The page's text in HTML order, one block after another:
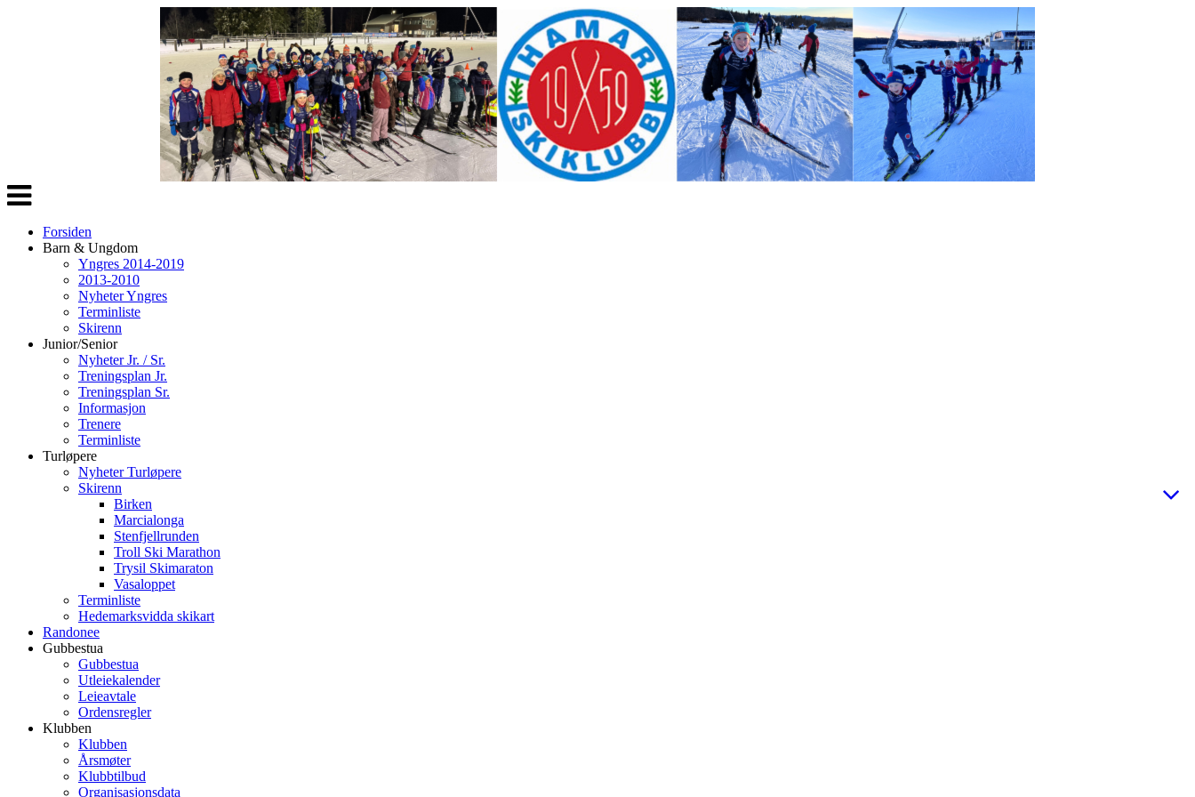
Veksle
navigasjon
Forsiden
Barn & Ungdom
Yngres 2014-2019
2013-2010
Nyheter Yngres
Terminliste
Skirenn
Junior/Senior
Nyheter Jr. / Sr.
Treningsplan Jr.
Treningsplan Sr.
Informasjon
Trenere
Terminliste
Turløpere
Nyheter Turløpere
Skirenn
Birken
Marcialonga
Stenfjellrunden
Troll Ski Marathon
Trysil Skimaraton
Vasaloppet
Terminliste
Hedemarksvidda skikart
Randonee
Gubbestua
Gubbestua
Utleiekalender
Leieavtale
Ordensregler
Klubben
Klubben
Årsmøter
Klubbtilbud
Organisasjonsdata